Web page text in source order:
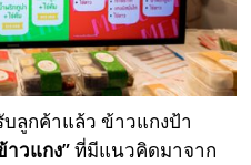
ลูกค้าแล้ว ข้าวแกงป้า
าวแกง”ที่มีแนวคิดมาจาก